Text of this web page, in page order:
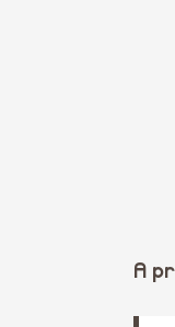
A